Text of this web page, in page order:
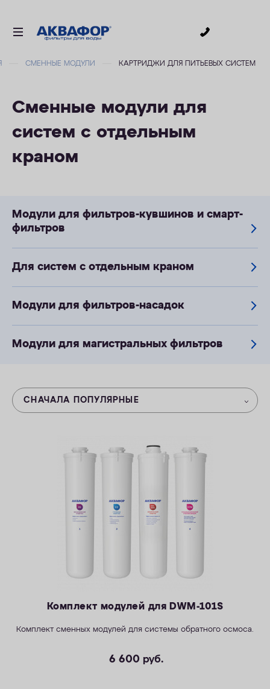
ДЛЯ ВАННОЙ
В КОТТЕДЖ
ДЛЯ БИЗНЕСА
УСЛУГИ
ОПЛАТА
КОНТАКТЫ
СМЕННЫЕ МОДУЛИ КАРТРИДЖИ ДЛЯ ПИТЬЕВЫХ СИСТЕМ
Сменные модули для
систем с отдельным
краном
Модули для фильтров-кувшинов и смарт-
фильтров
Для систем с отдельным краном
Модули для фильтров-насадок
Модули для магистральных фильтров
СНАЧАЛА ПОПУЛЯРНЫЕ
Комплект модулей для DWM-101S
Комплект сменных модулей для системы обратного осмоса.
6 600 руб.